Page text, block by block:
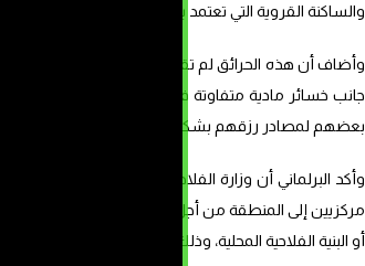
والساكنة القروية التي تعتمد بشكل كبير على النشاط
وأضاف أن هذه الحرائق لم تقتصر على إتلاف الغطاء
جانب خسائر مادية متفاوتة في ممتلكات خاصة، وهو ما
بعضهم لمصادر رزقهم بشكل كلي أو جزئي.
وأكد البرلماني أن وزارة الفلاحة والصيد البحري
مركزيين إلى المنطقة من أجل الوقوف ميدانيا على حجم
أو البنية الفلاحية المحلية، وذلك تمهيدا لاتخاذ التدابير